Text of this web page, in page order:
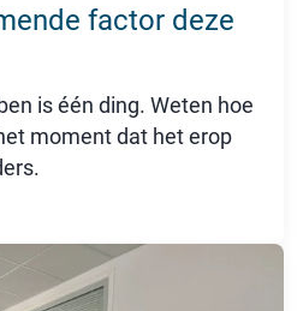
factor deze
is één ding. Weten hoe
moment dat het erop